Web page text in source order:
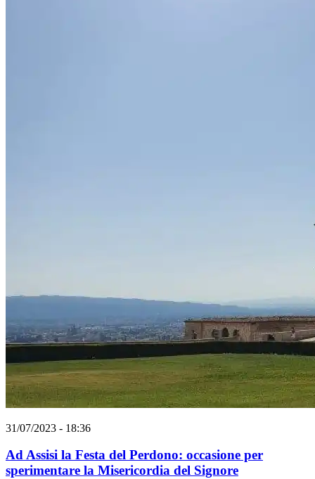
31/07/2023 - 18:36
Ad Assisi la Festa del Perdono: occasione per
sperimentare la Misericordia del Signore